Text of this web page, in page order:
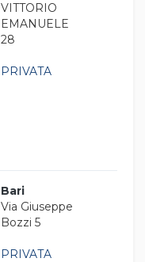
VITTORIO
EMANUELE
28
PRIVATA
Bari
Via Giuseppe
Bozzi 5
PRIVATA